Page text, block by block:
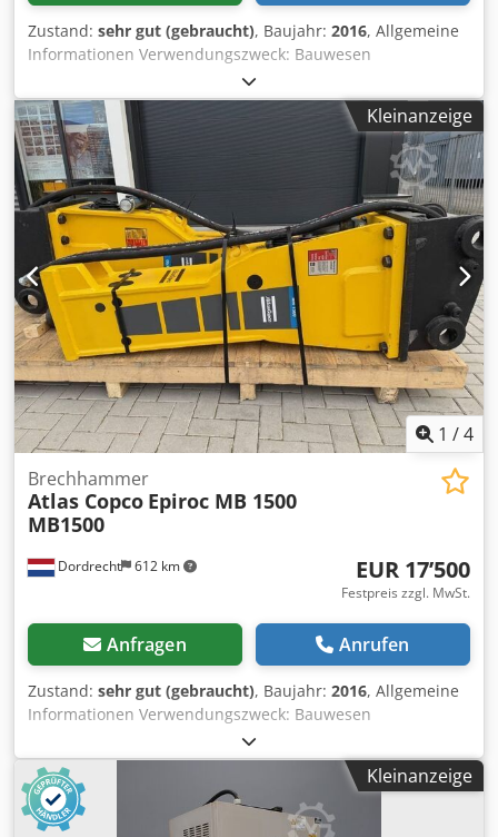
Zustand: sehr gut (gebraucht), Baujahr: 2016, Allgemeine
Informationen Verwendungszweck: Bauwesen
Referenznummer: 4 Gewichte Leergewicht: 1.300 kg
Funktionell Abmessungen des Laderaums: 200 x 70 x 60
cm CE-Kennzeichnung: ja Wartung, Verlauf und Zustand
Zahl der Eigentümer: 1 Technischer Zustand: sehr gut
Optischer Zustand: sehr gut Weitere Informationen
Passend für folgende Maschinen: 17-29ton
Lieferbedingungen: EXW Arbeitsdruck: 160-180 bar
Erforderlicher hydraulischer Fluss: 155 l/min
Schlagfrequenz: 330-680 Letzte Inspektion: 2025-01-02
Produktionsland: DE Weitere Informationen Wenden Sie
sich an Ö. Inalkac, um weitere Informationen zu erhalten.
Dsdpfx Asvpq Tbsl Tskr
Kleinanzeige
1 /4
Dordrecht 612 km
Brechhammer
Atlas Copco Epiroc MB 1500
MB1500
EUR 17’500
Festpreis zzgl. MwSt.
Anfragen Anrufen
Zustand: sehr gut (gebraucht), Baujahr: 2016, Allgemeine
Informationen Verwendungszweck: Bauwesen
Referenznummer: 4 Gewichte Leergewicht: 1.300 kg
Funktionell Abmessungen des Laderaums: 200 x 70 x 60
cm CE-Kennzeichnung: ja Wartung, Verlauf und Zustand
Zahl der Eigentümer: 1 Djdpfxjvpq Thj Al Tokr Technischer
Zustand: sehr gut Optischer Zustand: sehr gut Weitere
Kleinanzeige